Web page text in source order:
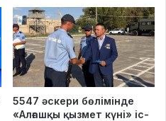
5547 әскери бөлімінде
«Алғашқы қызмет күні» іс-